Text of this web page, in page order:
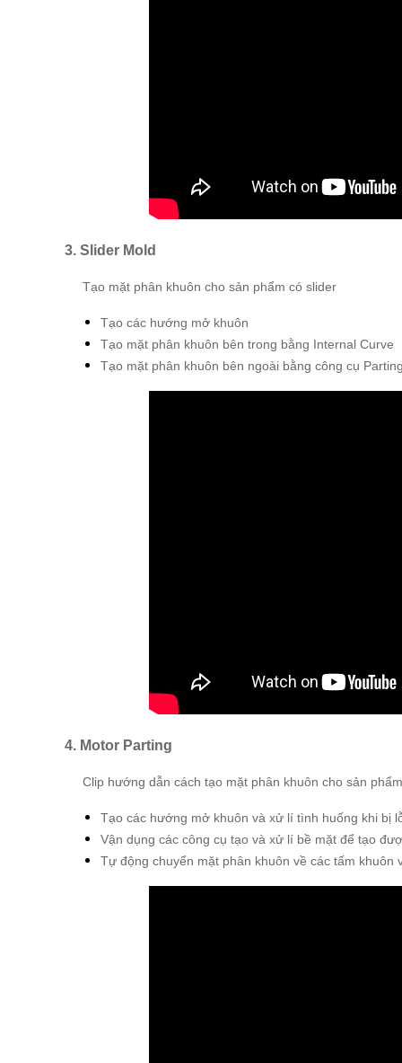
3. Slider Mold
Tạo mặt phân khuôn cho sản phẩm có slider
Tạo các hướng mở khuôn
Tạo mặt phân khuôn bên trong bằng Internal Curve
Tạo mặt phân khuôn bên ngoài bằng công cụ
4. Motor Parting
Clip hướng dẫn cách tạo mặt phân khuôn cho sản
Tạo các hướng mở khuôn và xử lí tình huống khi bị
Vận dụng các công cụ tạo và xử lí bề mặt để tạo
Tự động chuyển mặt phân khuôn về các tấm khuôn